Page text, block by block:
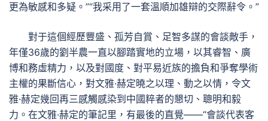
更為敏感和多疑。”“我采用了一套溫順加雄辯的交際辭令。”
對于這個經歷豐盛、孤芳自賞、足智多謀的會談敵手，
年僅36歲的劉半農一直以腳踏實地的立場，以其睿智、廣
博和務虛精力，以及對國度、對平易近族的擔負和爭奪學術
主權的果斷信心，對文雅·赫定曉之以理、動之以情，令文
雅·赫定幾回再三感觸感染到中國粹者的懇切、聰明和毅
力。在文雅·赫定的筆記里，有最後的直覺——“會談代表客